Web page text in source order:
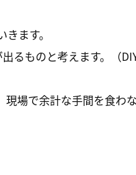
ます。
るものと考えます。（
場で余計な手間を食